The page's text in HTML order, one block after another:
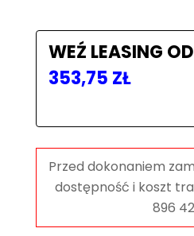
INOX
1000x1000
mm,
blat
mm,
otwory
fi28
mm,
WEŹ LEASING OD
353,75 ZŁ